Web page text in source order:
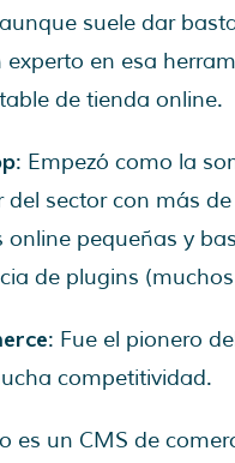
suele dar
en esa
de tienda online.
: Empezó como la
del sector con más
online pequeñas y
de plugins
: Fue el pionero
competitividad.
es un CMS de